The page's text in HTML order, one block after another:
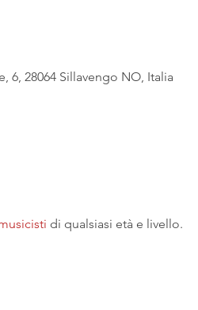
6, 28064 Sillavengo NO, Italia
di qualsiasi età e livello.